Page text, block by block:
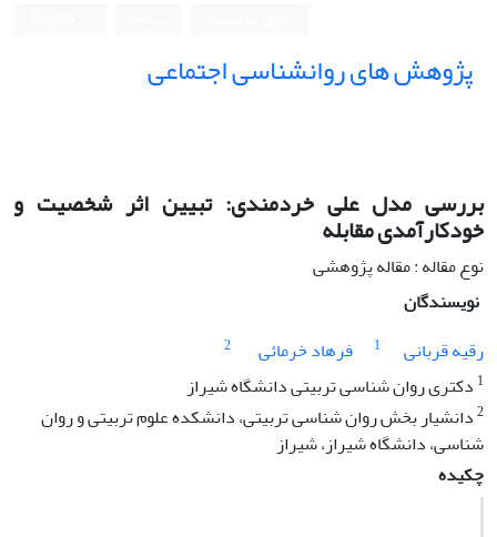
پژوهش های روانشناسی اجتماعی
بررسی مدل علی خردمندی: تبیین اثر شخصیت و
خودکارآمدی مقابله
نوع مقاله : مقاله پژوهشی
نویسندگان
رقیه قربانی
1 فرهاد خرمائی
2
1 دکتری روان شناسی تربیتی دانشگاه شیراز
2دانشیار بخش روان شناسی تربیتی، دانشکده علوم تربیتی و روان
شناسی، دانشگاه شیراز، شیراز
چکیده